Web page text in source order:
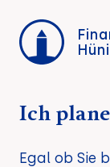
Ich
Egal ob Sie